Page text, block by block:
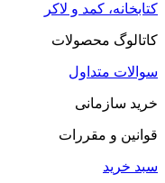
کتابخانه، کمد و لاکر
کاتالوگ محصولات
سوالات متداول
خرید سازمانی
قوانین و مقررات
سبد خرید